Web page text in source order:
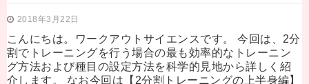
2018年3月22日
こんにちは。ワークアウトサイエンスです。 今回は、2分
割でトレーニングを行う場合の最も効率的なトレーニン
グ方法および種目の設定方法を科学的見地から詳しく紹
介します。 なお今回は【2分割トレーニングの上半身編】